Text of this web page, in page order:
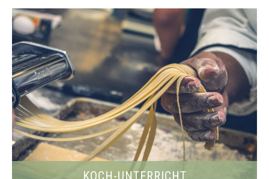
KOCH-UNTERRICHT
Abonnieren Sie und erhalten Sie
Ihren persönlichen Rabatt